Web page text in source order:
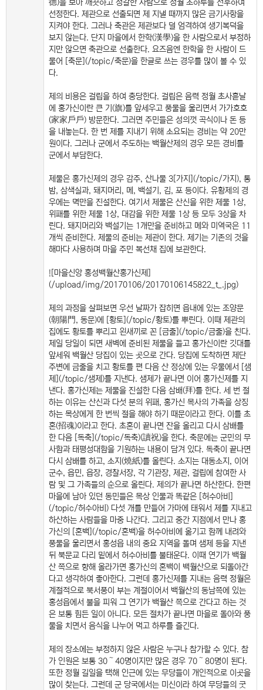
德)을 보아 깨끗하고 정갈한 사람으로 정월 초하루를 전후하여
선정한다. 제관으로 선출되면 제 지낼 때까지 많은 금기사항을
지켜야 한다. 그러나 축관은 제관보다 덜 엄격하여 생기복덕을
보지 않는다. 단지 마을에서 한학(漢學)을 한 사람으로서 부정하
지만 않으면 축관으로 선출한다. 요즈음엔 한학을 한 사람이 드
물어 [축문](/topic/축문)을 한글로 쓰는 경우를 많이 볼 수 있
다.
제의 비용은 걸립을 하여 충당한다. 걸립은 음력 정월 초사흗날
에 홍가신이란 큰 기(旗)를 앞세우고 풍물을 울리면서 가가호호
(家家戶戶) 방문한다. 그러면 주민들은 성의껏 곡식이나 돈 등
을 내놓는다. 한 번 제를 지내기 위해 소요되는 경비는 약 20만
원이다. 그러나 군에서 주도하는 백월산제의 경우 모든 경비를
군에서 부담한다.
제물은 홍가신제의 경우 감주, 산나물 3[가지](/topic/가지), 통
밤, 삼색실과, 돼지머리, 메, 백설기, 김, 포 등이다. 유황제의 경
우에는 멱만을 진설한다. 여기서 제물은 산신을 위한 제물 1상,
위패를 위한 제물 1상, 대감을 위한 제물 1상 등 모두 3상을 차
린다. 돼지머리와 백설기는 1개만을 준비하고 메와 미역국은 11
개씩 준비한다. 제물의 준비는 제관이 한다. 제기는 기존의 것을
해마다 사용하며 마을 주민 복선채 집에 보관한다.
![마을신앙 홍성백월산홍가신제]
(/upload/img/20170106/20170106145822_t_.jpg)
제의 과정을 살펴보면 우선 날짜가 잡히면 읍내에 있는 조양문
(朝陽門, 동문)에 [황토](/topic/황토)를 뿌린다. 이때 제관의
집에도 황토를 뿌리고 왼새끼로 꼰 [금줄](/topic/금줄)을 친다.
제일 당일이 되면 새벽에 준비된 제물을 들고 홍가신이란 깃대를
앞세워 백월산 당집이 있는 곳으로 간다. 당집에 도착하면 제단
주변에 금줄을 치고 황토를 편 다음 산 정상에 있는 우물에서 [샘
제](/topic/샘제)를 지낸다. 샘제가 끝나면 이어 홍가신제를 지
낸다. 홍가신제는 제물을 진설한 다음 삼배(拜)를 한다. 세 번 절
하는 이유는 산신과 다섯 분의 위패, 홍가신 목사의 가족을 상징
하는 목상에게 한 번씩 절을 해야 하기 때문이라고 한다. 이를 초
혼(招魂)이라고 한다. 초혼이 끝나면 잔을 올리고 다시 삼배를
한 다음 [독축](/topic/독축)(讀祝)을 한다. 축문에는 군민의 무
사함과 태평성대함을 기원하는 내용이 담겨 있다. 독축이 끝나면
다시 삼배를 하고, 소지(燒紙)를 올린다. 소지는 대동소지, 이어
군수, 읍민, 읍장, 경찰서장, 각 기관장, 제관, 걸립에 참여한 사
람 및 그 가족들의 순으로 올린다. 제의가 끝나면 하산한다. 한편
마을에 남아 있던 동민들은 목상 인물과 똑같은 [허수아비]
(/topic/허수아비) 다섯 개를 만들어 가마에 태워서 제를 지내고
하산하는 사람들을 마중 나간다. 그리고 중간 지점에서 만나 홍
가신의 [혼백](/topic/혼백)을 허수아비에 옮기고 함께 내려와
풍물을 울리면서 홍성읍 내의 중요 지역을 돌며 샘제 등을 지낸
뒤 북문교 다리 밑에서 허수아비를 불태운다. 이때 연기가 백월
산 쪽으로 향해 올라가면 홍가신의 혼백이 백월산으로 되돌아간
다고 생각하여 좋아한다. 그런데 홍가신제를 지내는 음력 정월은
계절적으로 북서풍이 부는 계절이어서 백월산의 동남쪽에 있는
홍성읍에서 불을 피워 그 연기가 백월산 쪽으로 간다고 하는 것
은 보통 힘든 일이 아니다. 모든 절차가 끝나면 마을로 돌아와 풍
물을 치면서 음식을 나누어 먹고 하루를 즐긴다.
제의 장소에는 부정하지 않은 사람은 누구나 참가할 수 있다. 참
가 인원은 보통 30～40명이지만 많은 경우 70～80명이 된다.
또한 정월 길일을 택해 인근에 있는 무당들이 개인적으로 이곳을
많이 찾는다. 그런데 군 당국에서는 미신이라 하여 무당들의 굿